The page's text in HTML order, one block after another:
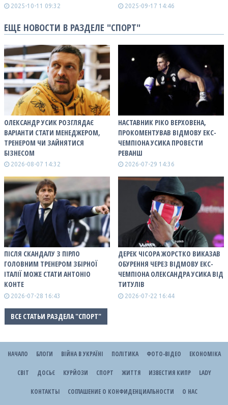
2025-10-11 09:32 2025-09-17 14:46
ЕЩЕ НОВОСТИ В РАЗДЕЛЕ "СПОРТ"
ОЛЕКСАНДР УСИК РОЗГЛЯДАЄ
ВАРІАНТИ СТАТИ МЕНЕДЖЕРОМ,
ТРЕНЕРОМ ЧИ ЗАЙНЯТИСЯ
БІЗНЕСОМ
2026-08-07 14:32
НАСТАВНИК РІКО ВЕРХОВЕНА,
ПРОКОМЕНТУВАВ ВІДМОВУ ЕКС-
ЧЕМПІОНА УСИКА ПРОВЕСТИ
РЕВАНШ
2026-07-29 14:36
ПІСЛЯ СКАНДАЛУ З ПІРЛО
ГОЛОВНИМ ТРЕНЕРОМ ЗБІРНОЇ
ІТАЛІЇ МОЖЕ СТАТИ АНТОНІО
КОНТЕ
2026-07-28 16:43
ДЕРЕК ЧІСОРА ЖОРСТКО ВИКАЗАВ
ОБУРЕННЯ ЧЕРЕЗ ВІДМОВУ ЕКС-
ЧЕМПІОНА ОЛЕКСАНДРА УСИКА ВІД
ТИТУЛІВ
2026-07-22 16:44
ВСЕ СТАТЬИ РАЗДЕЛА "СПОРТ"
НАЧАЛО БЛОГИ ВІЙНА В УКРАЇНІ ПОЛІТИКА ФОТО-ВІДЕО ЕКОНОМІКА
СВІТ ДОСЬЄ КУРЙОЗИ СПОРТ ЖИТТЯ ИЗВЕСТИЯ КИПР LADY
КОНТАКТЫ СОГЛАШЕНИЕ О КОНФИДЕНЦИАЛЬНОСТИ О НАС